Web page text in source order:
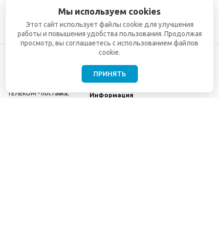
ТЕЛЕКОМ - поставка,
Информация
Мы используем cookies
Этот сайт использует файлы cookie для улучшения
работы и повышения удобства пользования. Продолжая
просмотр, вы соглашаетесь с использованием файлов
cookie.
ПРИНЯТЬ